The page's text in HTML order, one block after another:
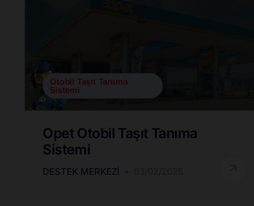
Otobil Taşıt Tanıma
Sistemi
Opet Otobil Taşıt Tanıma
Sistemi
DESTEK MERKEZI